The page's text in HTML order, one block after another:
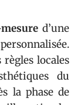
d’une
locales
du
la phase de